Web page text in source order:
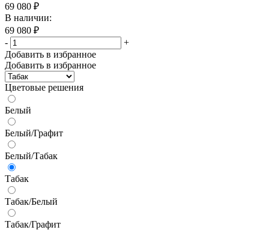
69 080 ₽
В наличии:
69 080 ₽
-
+
Добавить в избранное
Добавить в избранное
Цветовые решения
Белый
Белый/Графит
Белый/Табак
Табак
Табак/Белый
Табак/Графит